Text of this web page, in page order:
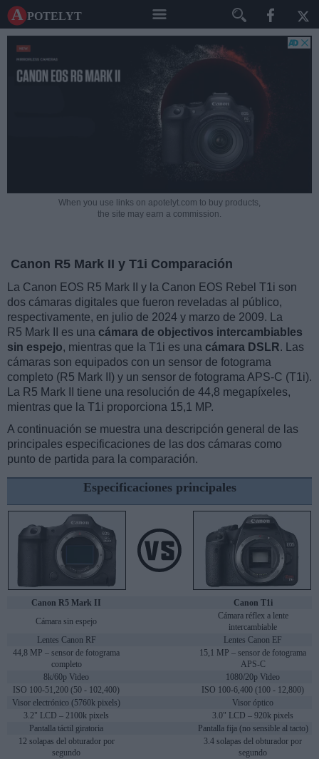
A potelyt
When you use links on apotelyt.com to buy products,
the site may earn a commission.
Canon R5 Mark II y T1i Comparación
La Canon EOS R5 Mark II y la Canon EOS Rebel T1i son
dos cámaras digitales que fueron reveladas al público,
respectivamente, en julio de 2024 y marzo de 2009. La
R5 Mark II es una cámara de objectivos intercambiables
sin espejo, mientras que la T1i es una cámara DSLR. Las
cámaras son equipados con un sensor de fotograma
completo (R5 Mark II) y un sensor de fotograma APS-C (T1i).
La R5 Mark II tiene una resolución de 44,8 megapíxeles,
mientras que la T1i proporciona 15,1 MP.
A continuación se muestra una descripción general de las
principales especificaciones de las dos cámaras como
punto de partida para la comparación.
Especificaciones principales
Canon R5 Mark II
Canon T1i
Cámara sin espejo
Cámara réflex a lente
intercambiable
Lentes Canon RF
Lentes Canon EF
44,8 MP – sensor de fotograma
completo
15,1 MP – sensor de fotograma
APS-C
8k/60p Video
1080/20p Video
ISO 100-51,200 (50 - 102,400)
ISO 100-6,400 (100 - 12,800)
Visor electrónico (5760k pixels)
Visor óptico
3.2" LCD – 2100k pixels
3.0" LCD – 920k pixels
Pantalla táctil giratoria
Pantalla fija (no sensible al tacto)
12 solapas del obturador por
segundo
3.4 solapas del obturador por
segundo